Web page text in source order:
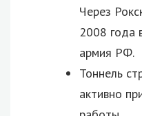
Через
2008
армия РФ.
Тоннель
активно